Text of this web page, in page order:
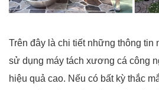
Trên đây là chi tiết những thông tin
sử dụng máy tách xương cá công
hiệu quả cao. Nếu có bất kỳ thắc